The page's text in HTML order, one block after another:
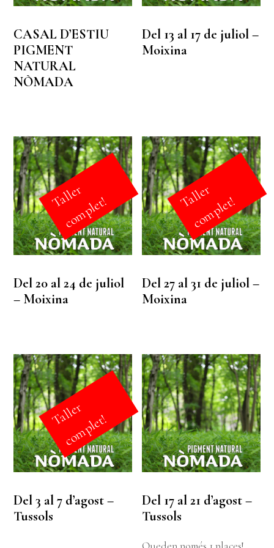
CASAL D’ESTIU
PIGMENT
NATURAL
NÒMADA
Del 13 al 17 de juliol –
Moixina
Del 20 al 24 de juliol
– Moixina
T
a
l
l
e
r
c
o
m
p
l
e
t
!
Del 27 al 31 de juliol –
Moixina
T
a
l
l
e
r
c
o
m
p
l
e
t
!
Del 3 al 7 d’agost –
Tussols
T
a
l
l
e
r
c
o
m
p
l
e
t
!
Del 17 al 21 d’agost –
Tussols